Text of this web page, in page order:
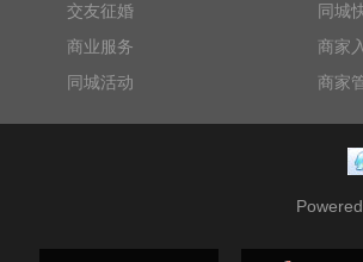
交友征婚
商业服务
同城活动
同城
商家
商家